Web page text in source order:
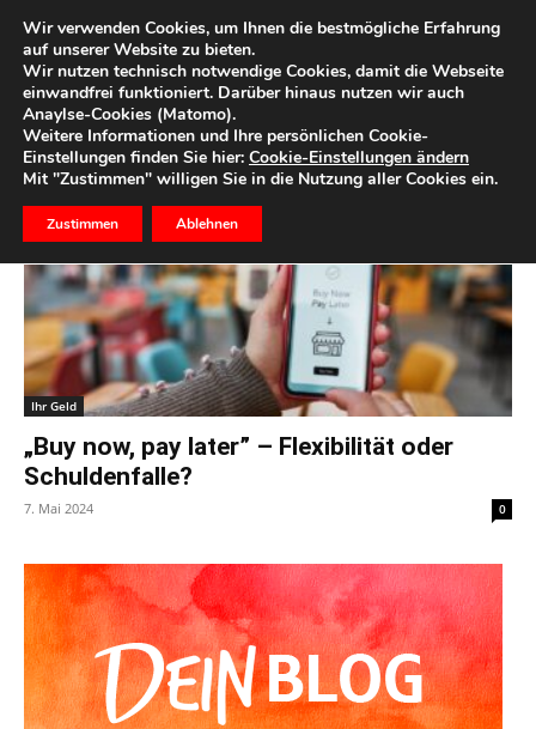
Start Schlagworte Online-Shopping
Schlagwort: Online-Shopping
Ihr Geld
„Buy now, pay later” – Flexibilität oder
Schuldenfalle?
7. Mai 2024 0
Wir verwenden Cookies, um Ihnen die bestmögliche Erfahrung
auf unserer Website zu bieten.
Wir nutzen technisch notwendige Cookies, damit die Webseite
einwandfrei funktioniert. Darüber hinaus nutzen wir auch
Anaylse-Cookies (Matomo).
Weitere Informationen und Ihre persönlichen Cookie-
Einstellungen finden Sie hier: Cookie-Einstellungen ändern
Mit "Zustimmen" willigen Sie in die Nutzung aller Cookies ein.
Zustimmen Ablehnen